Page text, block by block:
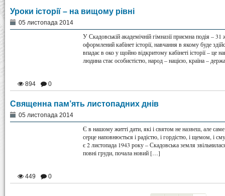
Уроки історії – на вищому рівні
05 листопада 2014
У Скадовській академічній гімназії приємна подія –
оформлений кабінет історії, навчання в якому буде
впадає в око у щойно відкритому кабінеті історії – це
людина стає особистістю, народ – нацією, країна –
894 0
Священна пам’ять листопадних днів
05 листопада 2014
Є в нашому житті дати, які і святом не назвеш, але
серце наповнюється і радістю, і гордістю, і щемом, і
є 2 листопада 1943 року – Скадовська земля
повні груди, почала новий […]
449 0